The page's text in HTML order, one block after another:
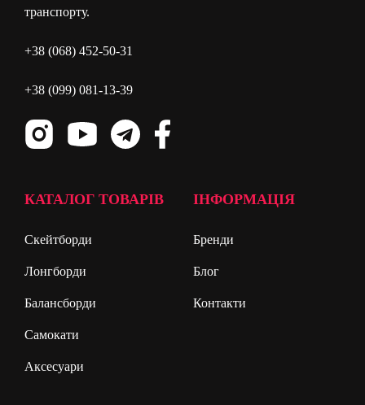
транспорту.
+38 (068) 452-50-31
+38 (099) 081-13-39
КАТАЛОГ ТОВАРІВ
Скейтборди
Лонгборди
Балансборди
Самокати
Аксесуари
ІНФОРМАЦІЯ
Бренди
Блог
Контакти